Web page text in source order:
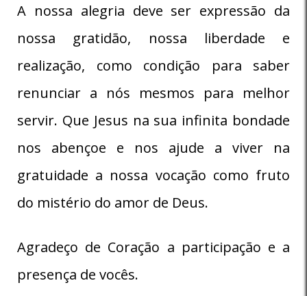
A nossa alegria deve ser expressão da
nossa gratidão, nossa liberdade e
realização, como condição para saber
renunciar a nós mesmos para melhor
servir. Que Jesus na sua infinita bondade
nos abençoe e nos ajude a viver na
gratuidade a nossa vocação como fruto
do mistério do amor de Deus.
Agradeço de Coração a participação e a
presença de vocês.